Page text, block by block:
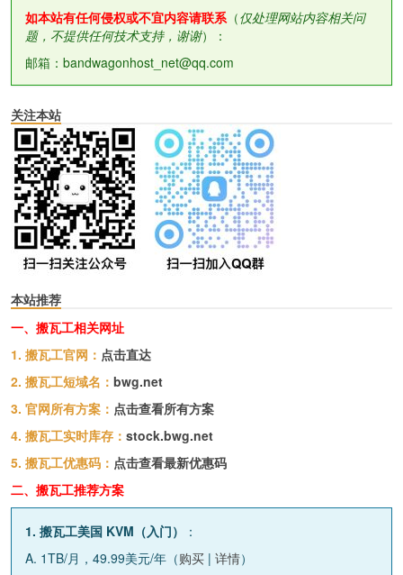
如本站有任何侵权或不宜内容请联系（仅处理网站内容相关问
题，不提供任何技术支持，谢谢）：
邮箱：bandwagonhost_net@qq.com
关注本站
本站推荐
一、搬瓦工相关网址
1. 搬瓦工官网： 点击直达
2. 搬瓦工短域名： bwg.net
3. 官网所有方案： 点击查看所有方案
4. 搬瓦工实时库存： stock.bwg.net
5. 搬瓦工优惠码： 点击查看最新优惠码
二、搬瓦工推荐方案
1. 搬瓦工美国 KVM（入门）
：
A. 1TB/月，49.99美元/年（购买 | 详情）